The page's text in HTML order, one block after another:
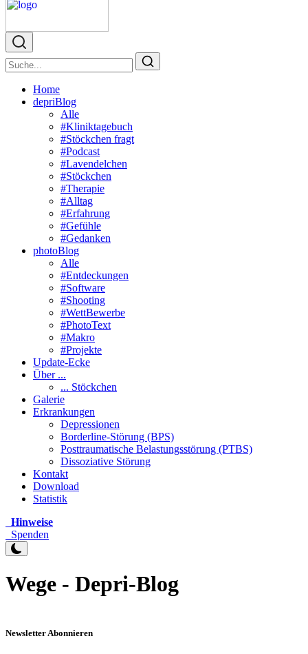
Home
depriBlog
Alle
#Kliniktagebuch
#Stöckchen fragt
#Podcast
#Lavendelchen
#Stöckchen
#Therapie
#Alltag
#Erfahrung
#Gefühle
#Gedanken
photoBlog
Alle
#Entdeckungen
#Software
#Shooting
#WettBewerbe
#PhotoText
#Makro
#Projekte
Update-Ecke
Über ...
... Stöckchen
Galerie
Erkrankungen
Depressionen
Borderline-Störung (BPS)
Posttraumatische Belastungsstörung (PTBS)
Dissoziative Störung
Kontakt
Download
Statistik
Hinweise
Spenden
Wege - Depri-Blog
Newsletter Abonnieren